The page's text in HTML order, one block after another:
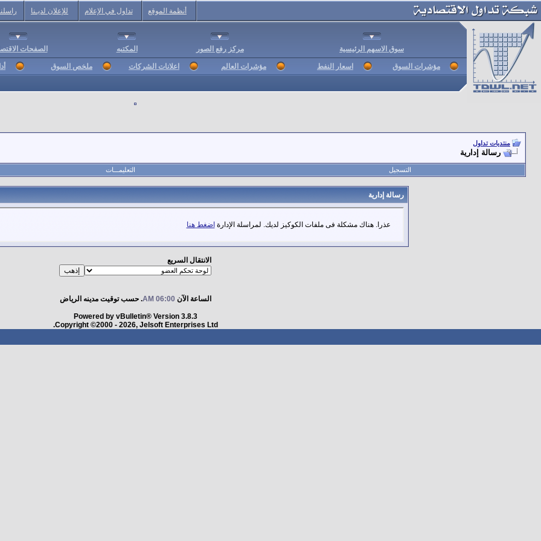
أنظمة الموقع تداول في الإعلام للإعلان لديـنا
سوق الاسهم الرئيسية مركز رفع الصور المكتبه الصفحات
مؤشرات السوق اسعار النفط مؤشرات العالم اعلانات الشركات ملخص السوق
منتديات تداول
رسالة إدارية
التسجيل التعليمـــات
رسالة إدارية
عذرا. هناك مشكلة فى ملفات الكوكيز لديك. لمراسلة الإدارة اضغط هنا
الانتقال السريع
الساعة الآن 06:00 AM . حسب توقيت مدينه الرياض
Powered by vBulletin® Version 3.8.3
Copyright ©2000 - 2026, Jelsoft Enterprises Ltd.